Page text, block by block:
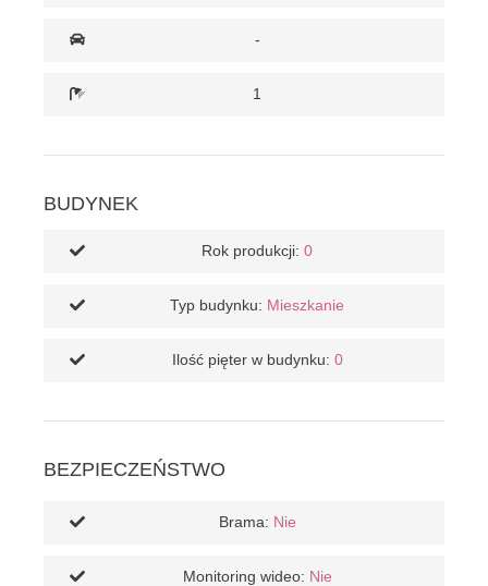
-
1
BUDYNEK
Rok produkcji: 0
Typ budynku: Mieszkanie
Ilość pięter w budynku: 0
BEZPIECZEŃSTWO
Brama: Nie
Monitoring wideo: Nie